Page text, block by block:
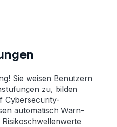
Sie weisen Benutzern
zu, bilden
Cybersecurity-
auto­matisch Warn­